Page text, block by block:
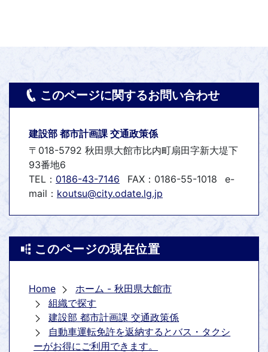
このページに関するお問い合わせ
建設部 都市計画課 交通政策係
〒018-5792 秋田県大館市比内町扇田字新大堤下
93番地6
TEL： 0186-43-7146 FAX：0186-55-1018
e-
mail： koutsu@city.odate.lg.jp
このページの現在位置
Home
ホーム - 秋田県大館市
組織で探す
建設部 都市計画課 交通政策係
自動車運転免許を返納するとバス・タクシ
ーがお得にご利用できます。